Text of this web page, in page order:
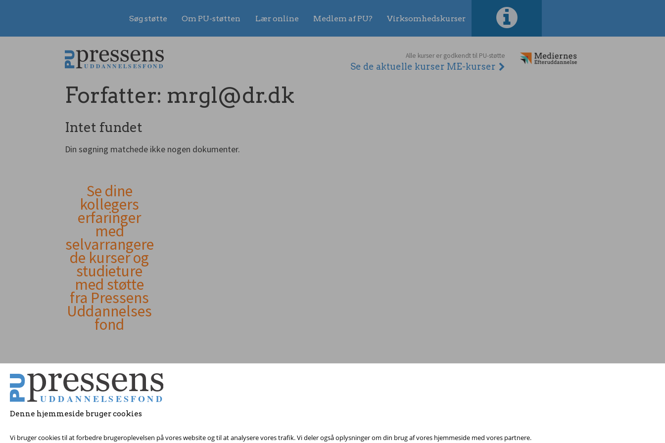
Denne hjemmeside bruger cookies
Vi bruger cookies til at forbedre brugeroplevelsen på vores website og til at analysere vores trafik. Vi deler også oplysninger om din brug af vores hjemmeside med vores partnere.
Søg støtte Om PU-støtten Lær online Medlem af PU? Virksomhedskurser
Alle kurser er godkendt til PU-støtte
Se de aktuelle kurser ME-kurser
Forfatter: mrgl@dr.dk
Intet fundet
Din søgning matchede ikke nogen dokumenter.
Andet
indhold
Se dine
kollegers
erfaringer
med
selvarrangere
de kurser og
studieture
med støtte
fra Pressens
Uddannelses
fond